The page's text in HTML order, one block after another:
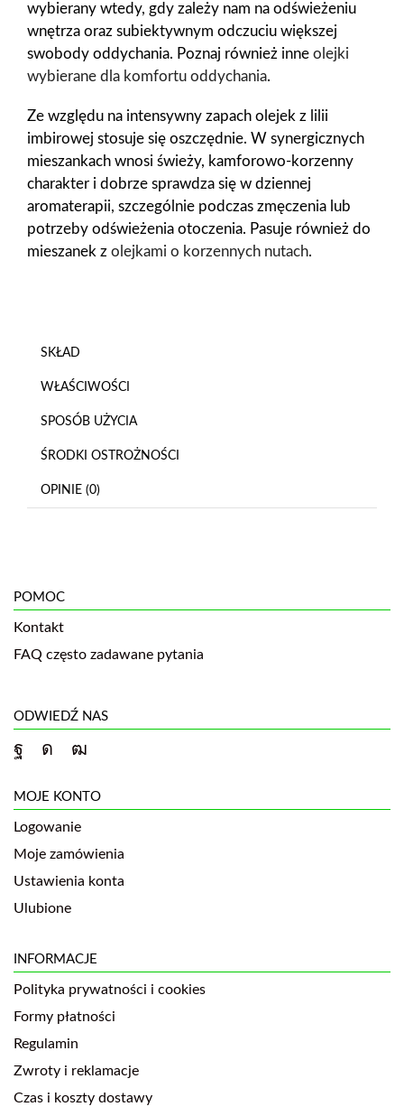
wybierany wtedy, gdy zależy nam na odświeżeniu
wnętrza oraz subiektywnym odczuciu większej
swobody oddychania. Poznaj również inne olejki
wybierane dla komfortu oddychania.
Ze względu na intensywny zapach olejek z lilii
imbirowej stosuje się oszczędnie. W synergicznych
mieszankach wnosi świeży, kamforowo-korzenny
charakter i dobrze sprawdza się w dziennej
aromaterapii, szczególnie podczas zmęczenia lub
potrzeby odświeżenia otoczenia. Pasuje również do
mieszanek z olejkami o korzennych nutach.
SKŁAD
WŁAŚCIWOŚCI
SPOSÓB UŻYCIA
ŚRODKI OSTROŻNOŚCI
OPINIE (0)
POMOC
Kontakt
FAQ często zadawane pytania
ODWIEDŹ NAS
MOJE KONTO
Logowanie
Moje zamówienia
Ustawienia konta
Ulubione
INFORMACJE
Polityka prywatności i cookies
Formy płatności
Regulamin
Zwroty i reklamacje
Czas i koszty dostawy